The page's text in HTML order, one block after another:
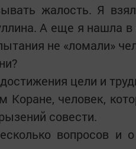
жалость. Я
А еще я нашла в
не «ломали»
цели и
Коране, человек,
совести.
вопросов и